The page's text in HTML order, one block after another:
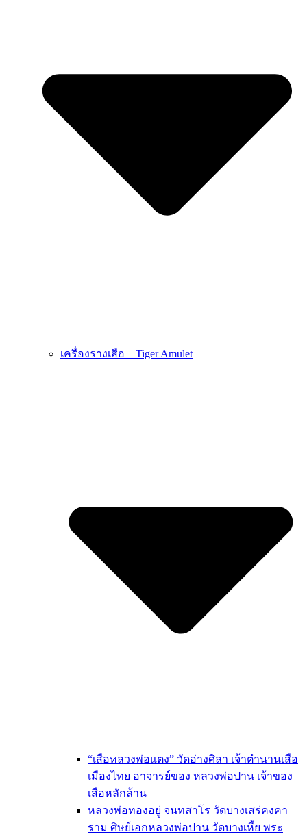
เครื่องรางเสือ – Tiger Amulet
“เสือหลวงพ่อแตง” วัดอ่างศิลา เจ้าตำนานเสือ
เมืองไทย อาจารย์ของ หลวงพ่อปาน เจ้าของ
เสือหลักล้าน
หลวงพ่อทองอยู่ จนทสาโร วัดบางเสร่คงคา
ราม ศิษย์เอกหลวงพ่อปาน วัดบางเหี้ย พระ